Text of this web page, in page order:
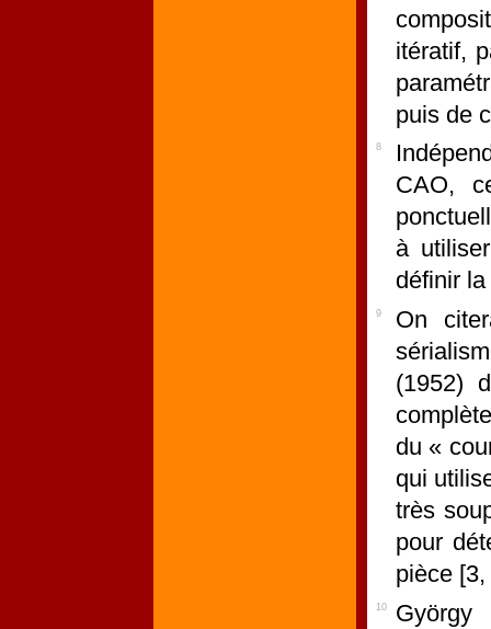
itératif,
puis de
8
CAO,
à
définir
9
On
(1952)
du «
qui
très
pour
pièce
10